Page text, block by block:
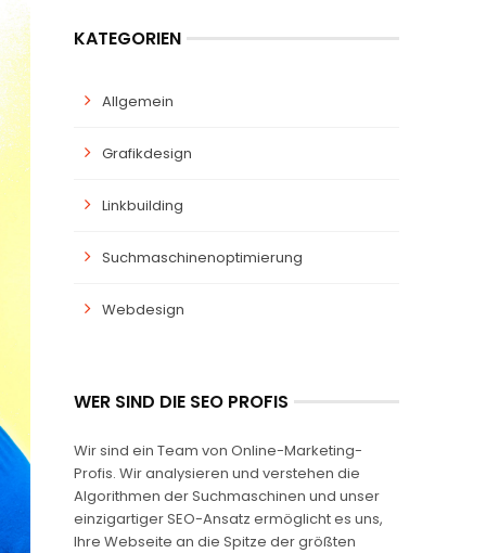
KATEGORIEN
Allgemein
Grafikdesign
Linkbuilding
Suchmaschinenoptimierung
Webdesign
WER SIND DIE SEO PROFIS
Wir sind ein Team von Online-Marketing-
Profis. Wir analysieren und verstehen die
Algorithmen der Suchmaschinen und unser
einzigartiger SEO-Ansatz ermöglicht es uns,
Ihre Webseite an die Spitze der größten